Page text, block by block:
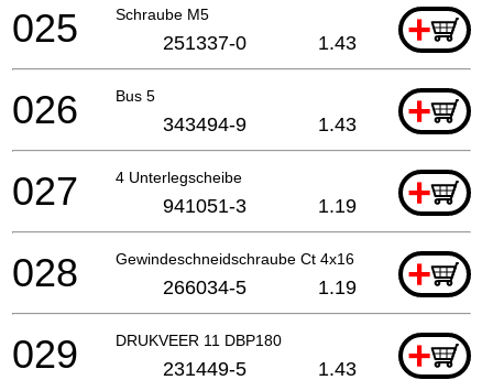
Schraube M5 +
025 251337-0 1.43
Bus 5 +
026 343494-9 1.43
4 Unterlegscheibe +
027 941051-3 1.19
Gewindeschneidschraube Ct 4x16 +
028 266034-5 1.19
DRUKVEER 11 DBP180 +
029 231449-5 1.43